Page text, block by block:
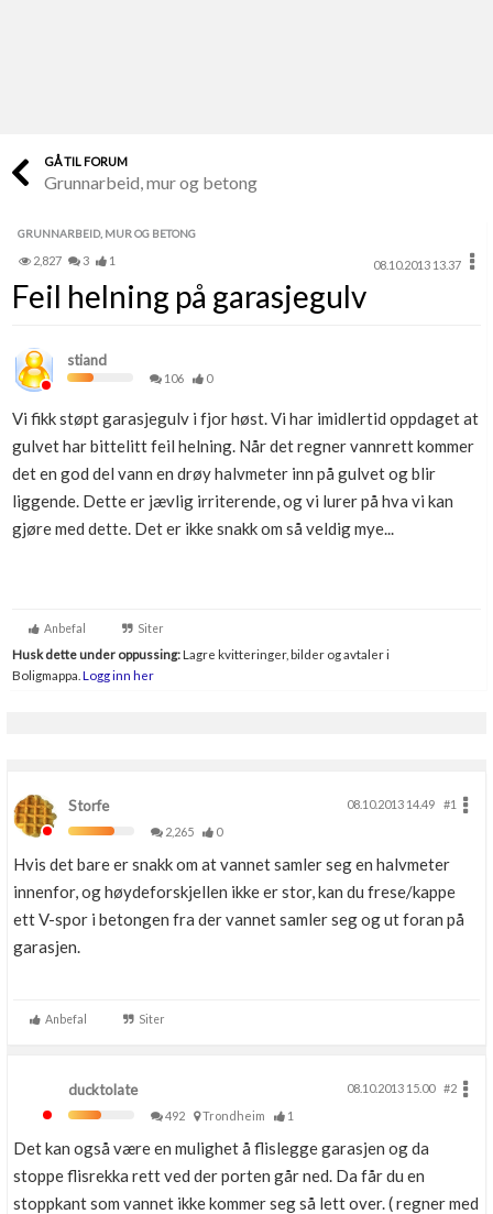
Finn håndverkere
Papirer som mangler
Skaff dokumentasjon som mangler
Kundeservice
Få svar på det du lurer på
Kom i gang med Boligmappa
Se din bolig? Klikk her
Boligmappa+
Få mer ut av Boligmappa
GÅ TIL FORUM
Grunnarbeid, mur og betong
GRUNNARBEID, MUR OG BETONG
2,827 3 1 08.10.2013 13.37
Feil helning på garasjegulv
stiand
106 0
Vi fikk støpt garasjegulv i fjor høst. Vi har imidlertid oppdaget at
gulvet har bittelitt feil helning. Når det regner vannrett kommer
det en god del vann en drøy halvmeter inn på gulvet og blir
liggende. Dette er jævlig irriterende, og vi lurer på hva vi kan
gjøre med dette. Det er ikke snakk om så veldig mye...
Anbefal Siter
Husk dette under oppussing:Lagre kvitteringer, bilder og avtaler i
Boligmappa. Logg inn her
Storfe 08.10.2013 14.49
#1
2,265
0
Hvis det bare er snakk om at vannet samler seg en halvmeter
innenfor, og høydeforskjellen ikke er stor, kan du frese/kappe
ett V-spor i betongen fra der vannet samler seg og ut foran på
garasjen.
Anbefal Siter
ducktolate 08.10.2013 15.00
#2
492
Trondheim 1
Det kan også være en mulighet å flislegge garasjen og da
stoppe flisrekka rett ved der porten går ned. Da får du en
stoppkant som vannet ikke kommer seg så lett over. ( regner med